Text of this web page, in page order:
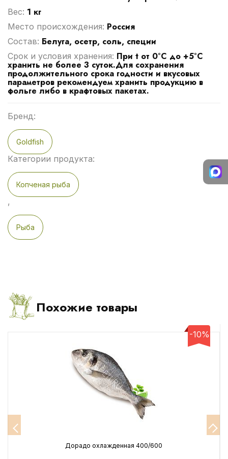
Вес: 1 кг
Место происхождения: Россия
Cостав: Белуга, осетр, соль, специи
Срок и условия хранения: При t от 0°С до +5°С
хранить не более 3 суток.Для сохранения
продолжительного срока годности и вкусовых
параметров рекомендуем хранить продукцию в
фольге либо в крафтовых пакетах.
Бренд:
Goldfish
Категории продукта:
Копченая рыба
,
Рыба
Похожие товары
-10%
Дорадо охлажденная 400/600